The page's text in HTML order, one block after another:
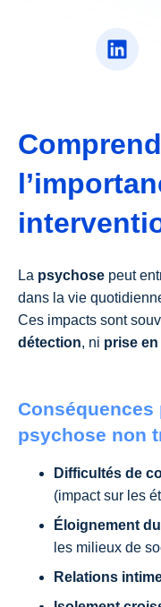
1er épisode
Droits sociaux
Tous nos articles
Nous rejoindre
La psychose peut
dans la vie
Ces impacts sont
détection, ni prise
psychose non
Difficultés de
(impact sur les
Éloignement
les milieux de
Relations